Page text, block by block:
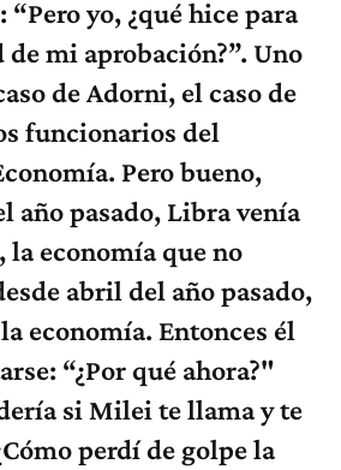
yo, ¿qué hice para
mi aprobación?”. Uno
de Adorni, el caso de
funcionarios del
Pero bueno,
año pasado, Libra venía
la economía que no
abril del año pasado,
economía. Entonces él
“¿Por qué ahora?"
si Milei te llama y te
perdí de golpe la